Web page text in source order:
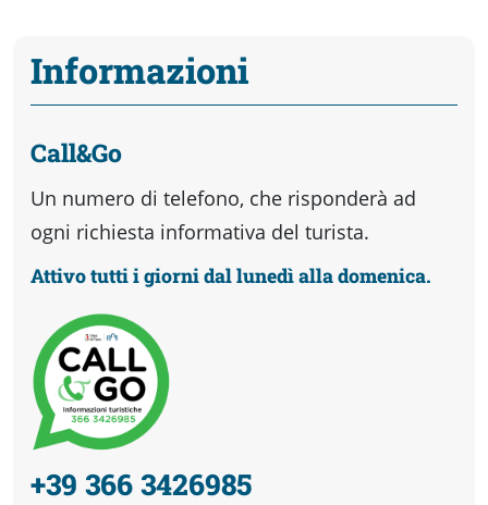
Informazioni
Call&Go
Un numero di telefono, che risponderà ad
ogni richiesta informativa del turista.
Attivo tutti i giorni dal lunedì alla domenica.
+39 366 3426985